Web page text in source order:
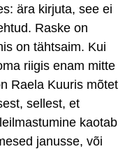
ära kirjuta, see ei
Raske on
on tähtsaim. Kui
riigis enam mitte
Raela Kuuris mõtet
sellest, et
kaotab
janusse, või